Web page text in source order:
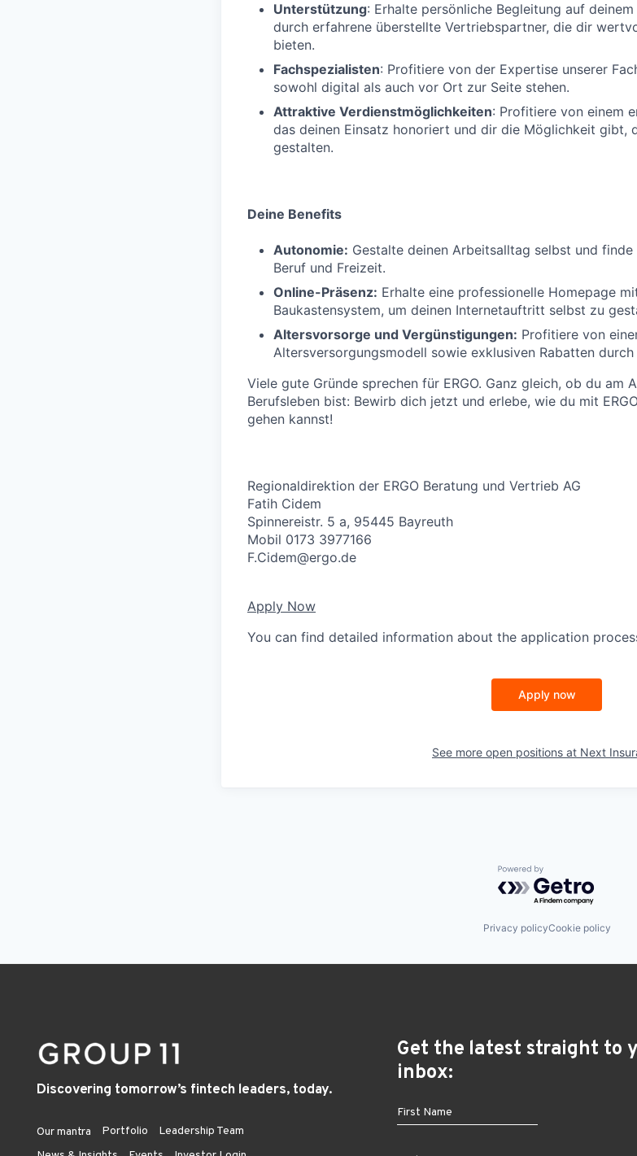
Unterstützung: Erhalte persönliche Begleitung auf
durch erfahrene überstellte Vertriebspartner, die dir
bieten.
Fachspezialisten: Profitiere von der Expertise unserer
sowohl digital als auch vor Ort zur Seite stehen.
Attraktive Verdienstmöglichkeiten: Profitiere von einem
das deinen Einsatz honoriert und dir die Möglichkeit gibt,
gestalten.
Deine Benefits
Autonomie: Gestalte deinen Arbeitsalltag selbst und
Beruf und Freizeit.
Online-Präsenz: Erhalte eine professionelle Homepage
Baukastensystem, um deinen Internetauftritt selbst zu
Altersvorsorge und Vergünstigungen: Profitiere von
Altersversorgungsmodell sowie exklusiven Rabatten durch
Viele gute Gründe sprechen für ERGO. Ganz gleich, ob du am
Berufsleben bist: Bewirb dich jetzt und erlebe, wie du mit
gehen kannst!
Regionaldirektion der ERGO Beratung und Vertrieb AG
Fatih Cidem
Spinnereistr. 5 a, 95445 Bayreuth
Mobil 0173 3977166
F.Cidem@ergo.de
Apply Now
You can find detailed information about the application
Apply now
See more open positions at Next
Powered by Getro.com
Privacy policyCookie policy
Discovering tomorrow’s fintech leaders, today.
Our mantra Portfolio
Leadership Team
Get the latest straight to
inbox: